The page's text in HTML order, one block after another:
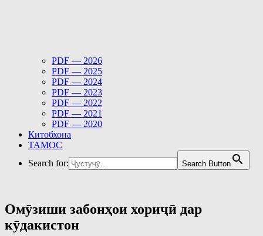
PDF — 2026
PDF — 2025
PDF — 2024
PDF — 2023
PDF — 2022
PDF — 2021
PDF — 2020
Китобхона
ТАМОС
Search for:
Search Button
Омӯзиши забонҳои хориҷӣ дар
кӯдакистон